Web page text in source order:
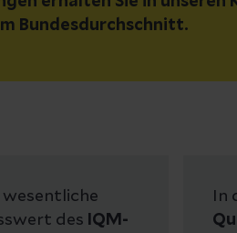
Bundesdurchschnitt.
wesentliche
des
IQM-
In